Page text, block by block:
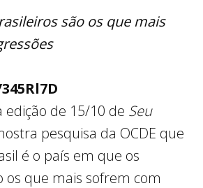
são os que mais
edição de 15/10 de Seu
pesquisa da OCDE que
é o país em que os
os que mais sofrem com